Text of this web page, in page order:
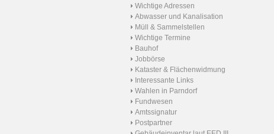
Wichtige Adressen
Abwasser und Kanalisation
Müll & Sammelstellen
Wichtige Termine
Bauhof
Jobbörse
Kataster & Flächenwidmung
Interessante Links
Wahlen in Parndorf
Fundwesen
Amtssignatur
Postpartner